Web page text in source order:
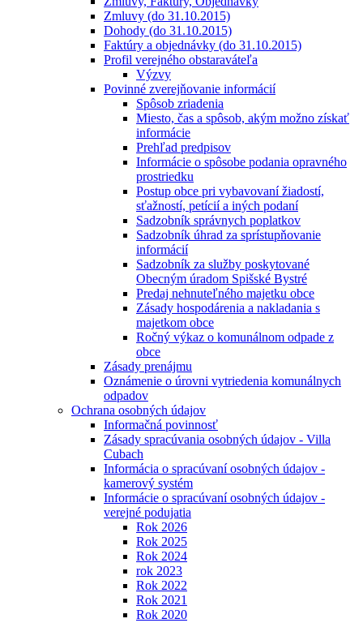
Zmluvy (do 31.10.2015)
Dohody (do 31.10.2015)
Faktúry a objednávky (do 31.10.2015)
Profil verejného obstaraváteľa
Výzvy
Povinné zverejňovanie informácií
Spôsob zriadenia
Miesto, čas a spôsob, akým možno získať
informácie
Prehľad predpisov
Informácie o spôsobe podania opravného
prostriedku
Postup obce pri vybavovaní žiadostí,
sťažností, petícií a iných podaní
Sadzobník správnych poplatkov
Sadzobník úhrad za sprístupňovanie
informácií
Sadzobník za služby poskytované
Obecným úradom Spišské Bystré
Predaj nehnuteľného majetku obce
Zásady hospodárenia a nakladania s
majetkom obce
Ročný výkaz o komunálnom odpade z
obce
Zásady prenájmu
Oznámenie o úrovni vytriedenia komunálnych
odpadov
Ochrana osobných údajov
Informačná povinnosť
Zásady spracúvania osobných údajov - Villa
Cubach
Informácia o spracúvaní osobných údajov -
kamerový systém
Informácie o spracúvaní osobných údajov -
verejné podujatia
Rok 2026
Rok 2025
Rok 2024
rok 2023
Rok 2022
Rok 2021
Rok 2020